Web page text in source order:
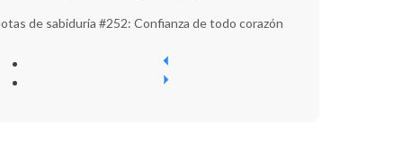
de sabiduría #252: Confianza de todo corazón